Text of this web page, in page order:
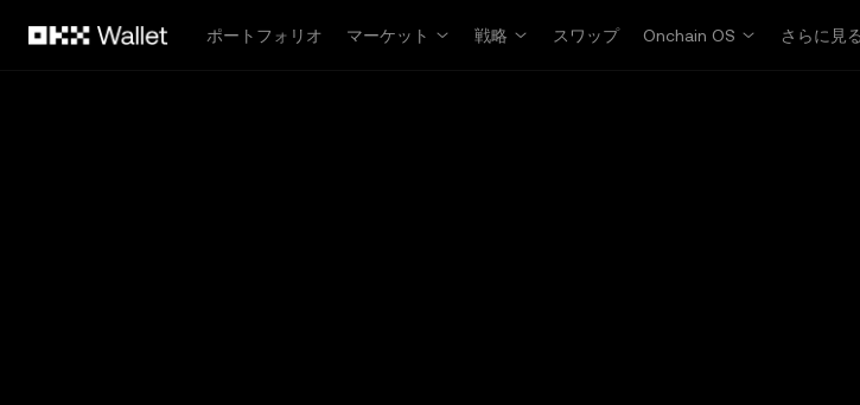
ポートフォリオ
マーケット 戦略 スワップ Onchain OS さらに見る